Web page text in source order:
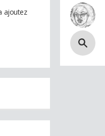
ajoutez